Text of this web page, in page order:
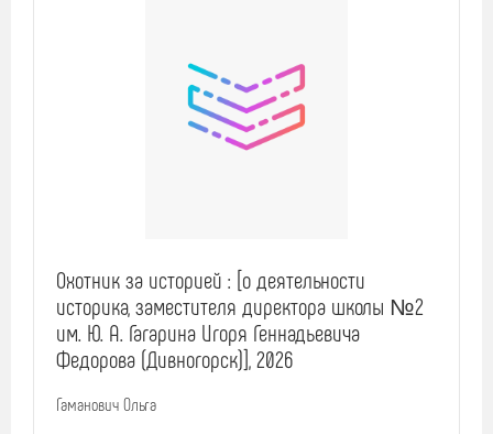
Охотник за историей : [о деятельности
историка, заместителя директора школы №2
им. Ю. А. Гагарина Игоря Геннадьевича
Федорова (Дивногорск)], 2026
Гаманович Ольга